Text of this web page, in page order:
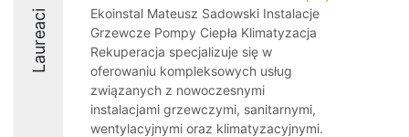
Laureaci
Ekoinstal Mateusz Sadowski Instalacje
Grzewcze Pompy Ciepła Klimatyzacja
Rekuperacja specjalizuje się w
oferowaniu kompleksowych usług
związanych z nowoczesnymi
instalacjami grzewczymi, sanitarnymi,
wentylacyjnymi oraz klimatyzacyjnymi.